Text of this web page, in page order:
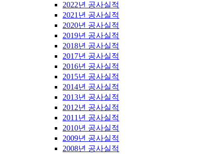
2022년 공사실적
2021년 공사실적
2020년 공사실적
2019년 공사실적
2018년 공사실적
2017년 공사실적
2016년 공사실적
2015년 공사실적
2014년 공사실적
2013년 공사실적
2012년 공사실적
2011년 공사실적
2010년 공사실적
2009년 공사실적
2008년 공사실적